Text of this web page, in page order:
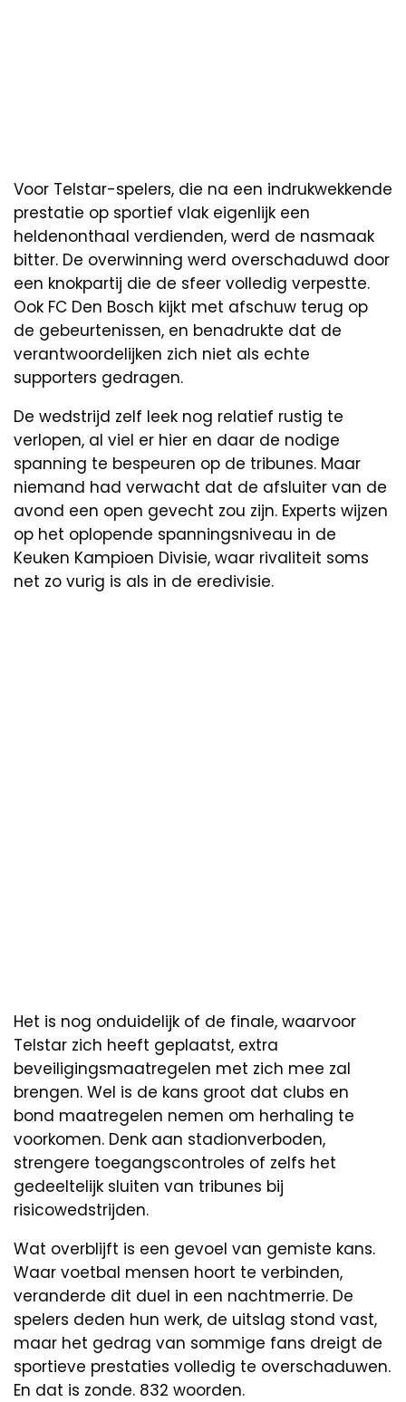
Voor Telstar-spelers, die na een indrukwekkende
prestatie op sportief vlak eigenlijk een
heldenonthaal verdienden, werd de nasmaak
bitter. De overwinning werd overschaduwd door
een knokpartij die de sfeer volledig verpestte.
Ook FC Den Bosch kijkt met afschuw terug op
de gebeurtenissen, en benadrukte dat de
verantwoordelijken zich niet als echte
supporters gedragen.
De wedstrijd zelf leek nog relatief rustig te
verlopen, al viel er hier en daar de nodige
spanning te bespeuren op de tribunes. Maar
niemand had verwacht dat de afsluiter van de
avond een open gevecht zou zijn. Experts wijzen
op het oplopende spanningsniveau in de
Keuken Kampioen Divisie, waar rivaliteit soms
net zo vurig is als in de eredivisie.
Het is nog onduidelijk of de finale, waarvoor
Telstar zich heeft geplaatst, extra
beveiligingsmaatregelen met zich mee zal
brengen. Wel is de kans groot dat clubs en
bond maatregelen nemen om herhaling te
voorkomen. Denk aan stadionverboden,
strengere toegangscontroles of zelfs het
gedeeltelijk sluiten van tribunes bij
risicowedstrijden.
Wat overblijft is een gevoel van gemiste kans.
Waar voetbal mensen hoort te verbinden,
veranderde dit duel in een nachtmerrie. De
spelers deden hun werk, de uitslag stond vast,
maar het gedrag van sommige fans dreigt de
sportieve prestaties volledig te overschaduwen.
En dat is zonde. 832 woorden.